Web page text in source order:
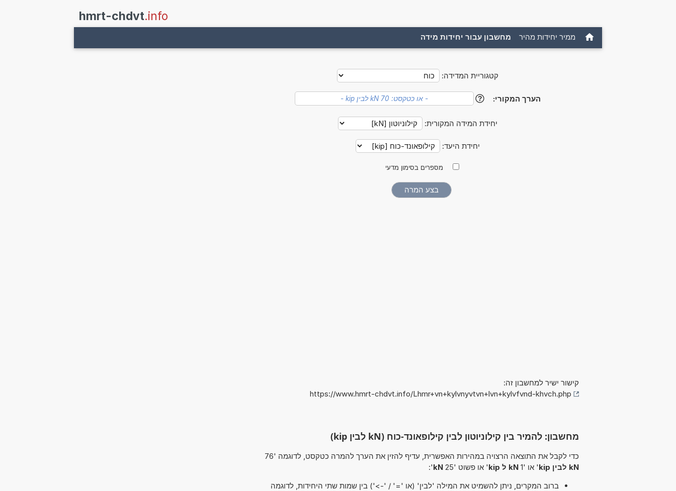
hmrt-chdvt.info
ממיר יחידות מהיר מחשבון עבור יחידות מידה
קטגוריית המדידה:
הערך המקורי: ?
יחידת המידה המקורית:
יחידת היעד:
מספרים בסימון מדעי
קישור ישיר למחשבון זה:
https://www.hmrt-chdvt.info/Lhmr+vn+kylvnyvtvn+lvn+kylvfvnd-khvch.php
מחשבון: להמיר בין קילוניוטון לבין קילופאונד-כוח (kN לבין kip)
כדי לקבל את התוצאה הרצויה במהירות האפשרית, עדיף להזין את הערך להמרה כטקסט, לדוגמה '76
kN לבין kip
' או '1 kN ל kip ' או פשוט '25 kN
':
ברוב המקרים, ניתן להשמיט את המילה 'לבין' (או '=' / '->') בין שמות שתי היחידות, לדוגמה